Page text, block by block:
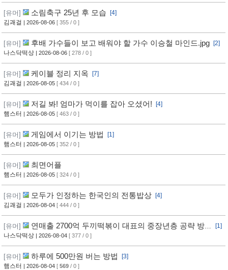
[유머] 소림축구 25년 후 모습
[4]
김괘걸 | 2026-08-06 [ 355 / 0 ]
[유머] 후배 가수들이 보고 배워야 할 가수 이승철 마인드.jpg
[2]
나스닥떡상 | 2026-08-06 [ 278 / 0 ]
[유머] 케이블 정리 지옥
[7]
김괘걸 | 2026-08-05 [ 434 / 0 ]
[유머] 저길 봐! 엄마가 먹이를 잡아 오셨어!
[4]
햄스터 | 2026-08-05 [ 463 / 0 ]
[유머] 게임에서 이기는 방법
[1]
햄스터 | 2026-08-05 [ 352 / 0 ]
[유머] 최면어플
햄스터 | 2026-08-05 [ 324 / 0 ]
[유머] 모두가 인정하는 한국인의 전통밥상
[4]
김괘걸 | 2026-08-04 [ 444 / 0 ]
[유머]
연매출 2700억 두끼떡볶이 대표의 중장년층 공략 방
법
[1]
나스닥떡상 | 2026-08-04 [ 377 / 0 ]
[유머] 하루에 500만원 버는 방법
[3]
햄스터 | 2026-08-04 [ 569 / 0 ]